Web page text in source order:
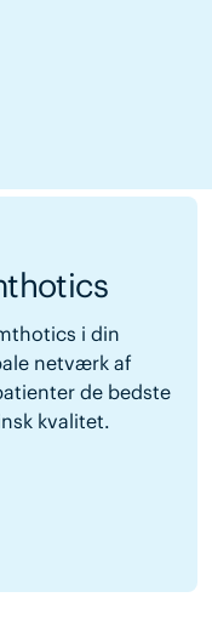
i din
netværk af
de bedste
kvalitet.